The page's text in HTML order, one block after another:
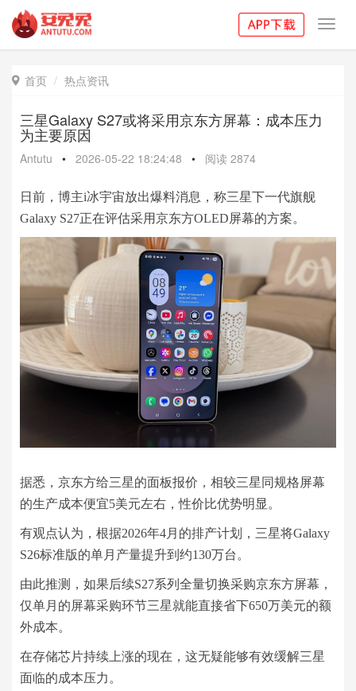
 首页 热点资讯
三星Galaxy S27或将采用京东方屏幕：成本压力
为主要原因
Antutu • 2026-05-22 18:24:48 • 阅读 2874
日前，博主i冰宇宙放出爆料消息，称三星下一代旗舰
Galaxy S27正在评估采用京东方OLED屏幕的方案。
据悉，京东方给三星的面板报价，相较三星同规格屏幕
的生产成本便宜5美元左右，性价比优势明显。
有观点认为，根据2026年4月的排产计划，三星将Galaxy
S26标准版的单月产量提升到约130万台。
由此推测，如果后续S27系列全量切换采购京东方屏幕，
仅单月的屏幕采购环节三星就能直接省下650万美元的额
外成本。
在存储芯片持续上涨的现在，这无疑能够有效缓解三星
面临的成本压力。